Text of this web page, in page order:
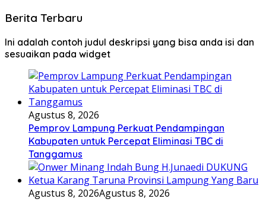
Berita Terbaru
Ini adalah contoh judul deskripsi yang bisa anda isi dan
sesuaikan pada widget
Agustus 8, 2026
Pemprov Lampung Perkuat Pendampingan
Kabupaten untuk Percepat Eliminasi TBC di
Tanggamus
Agustus 8, 2026Agustus 8, 2026